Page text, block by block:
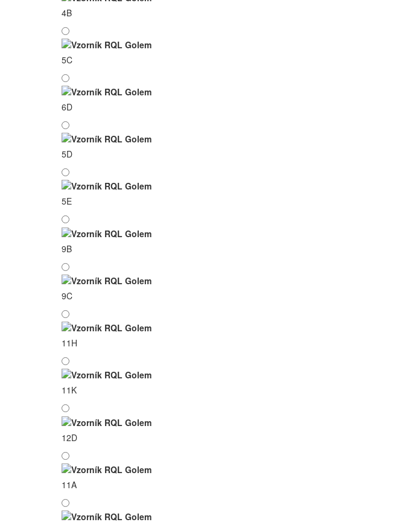
4B
5C
6D
5D
5E
9B
9C
11H
11K
12D
11A